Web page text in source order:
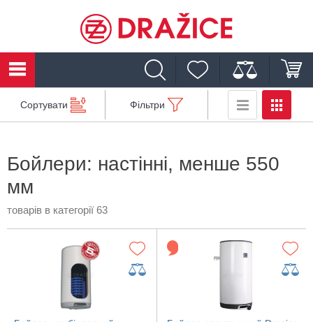
Сортувати Фільтри
Бойлери: настінні, менше 550
мм
товарів в категорії 63